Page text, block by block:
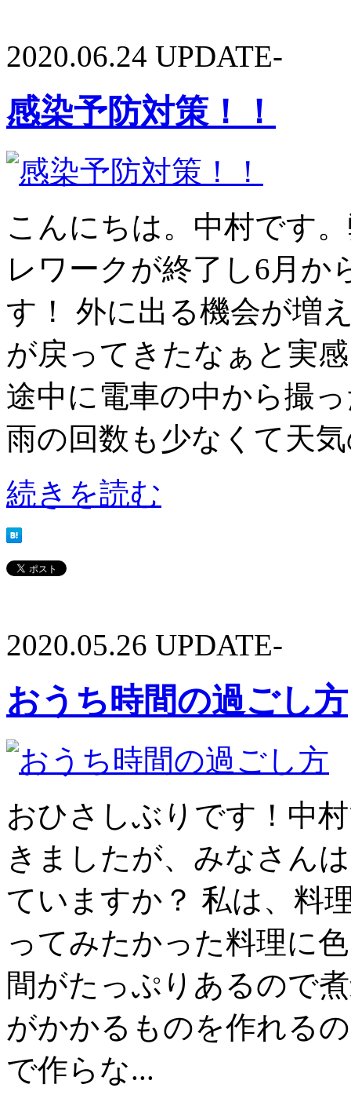
2020.06.24 UPDATE-
感染予防対策！！
こんにちは。中村です
レワークが終了し6月か
す！ 外に出る機会が増
が戻ってきたなぁと実
途中に電車の中から撮
雨の回数も少なくて天
続きを読む
2020.05.26 UPDATE-
おうち時間の過ごし方
おひさしぶりです！中
きましたが、みなさん
ていますか？ 私は、料
ってみたかった料理に
間がたっぷりあるので
がかかるものを作れる
で作らな...